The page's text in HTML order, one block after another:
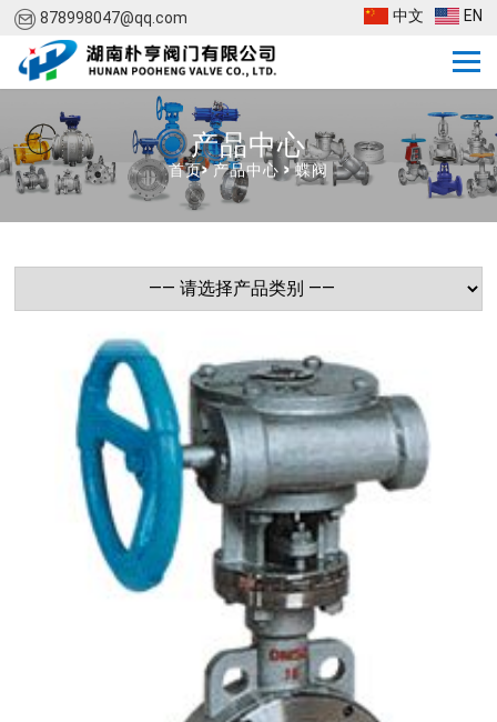
878998047@qq.com 中文 EN
产品中心
首页>产品中心 >蝶阀